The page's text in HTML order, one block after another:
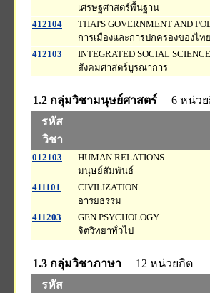
เศรษฐศาสตร์พื้นฐาน
412104
THAI'S GOVERNMENT AND
การเมืองและการปกครองของไท
412103
INTEGRATED SOCIAL SCIENCE
สังคมศาสตร์บูรณาการ
1.2 กลุ่มวิชามนุษย์ศาสตร์
6 หน่วย
รหัส
วิชา
012103
HUMAN RELATIONS
มนุษย์สัมพันธ์
411101
CIVILIZATION
อารยธรรม
411203
GEN PSYCHOLOGY
จิตวิทยาทั่วไป
1.3 กลุ่มวิชาภาษา
12 หน่วยกิต
รหัส